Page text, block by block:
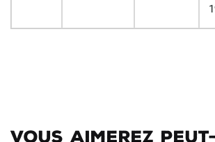
Vous aimerez